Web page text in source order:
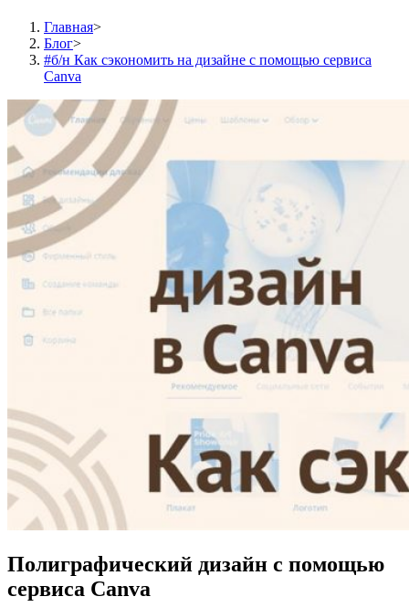
Главная>
Блог>
#б/н Как сэкономить на дизайне с помощью сервиса
Canva
Полиграфический дизайн с помощью
сервиса Canva